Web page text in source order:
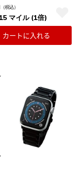
（税込）
マイル (1倍)
カートに入れる